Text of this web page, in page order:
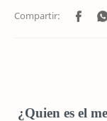
¿Quien es el